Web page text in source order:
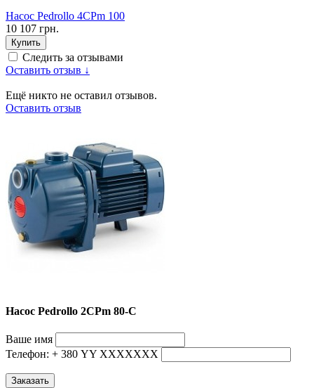
Насос Pedrollo 4CPm 100
10 107 грн.
Купить
Следить за отзывами
Оставить отзыв ↓
Ещё никто не оставил отзывов.
Оставить отзыв
Насос Pedrollo 2CPm 80-C
Ваше имя
Телефон: + 380 YY ХХХХХХХ
Заказать